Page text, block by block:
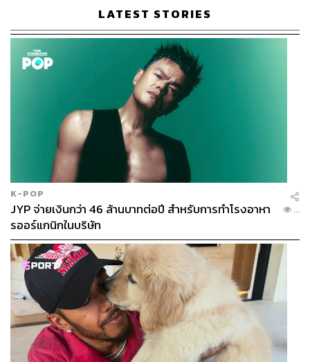
LATEST STORIES
K-POP
JYP จ่ายเงินกว่า 46 ล้านบาทต่อปี สำหรับการทำโรงอาหา
รออร์แกนิกในบริษัท
...